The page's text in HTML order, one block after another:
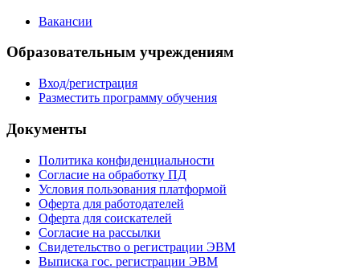
Вакансии
Образовательным учреждениям
Вход/регистрация
Разместить программу обучения
Документы
Политика конфиденциальности
Согласие на обработку ПД
Условия пользования платформой
Оферта для работодателей
Оферта для соискателей
Согласие на рассылки
Свидетельство о регистрации ЭВМ
Выписка гос. регистрации ЭВМ